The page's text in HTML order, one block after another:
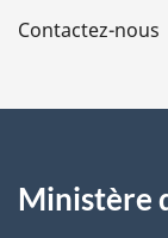
a
e
Contactez-nous
Ministère